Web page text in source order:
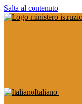
Salta al contenuto
Italiano